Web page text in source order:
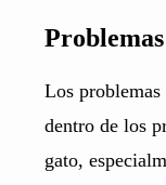
Los problemas
dentro de los
gato,